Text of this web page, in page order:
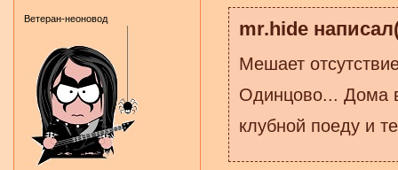
Ветеран-неоновод mr.hide
Мешает
Одинцово... Дома
клубной поеду и